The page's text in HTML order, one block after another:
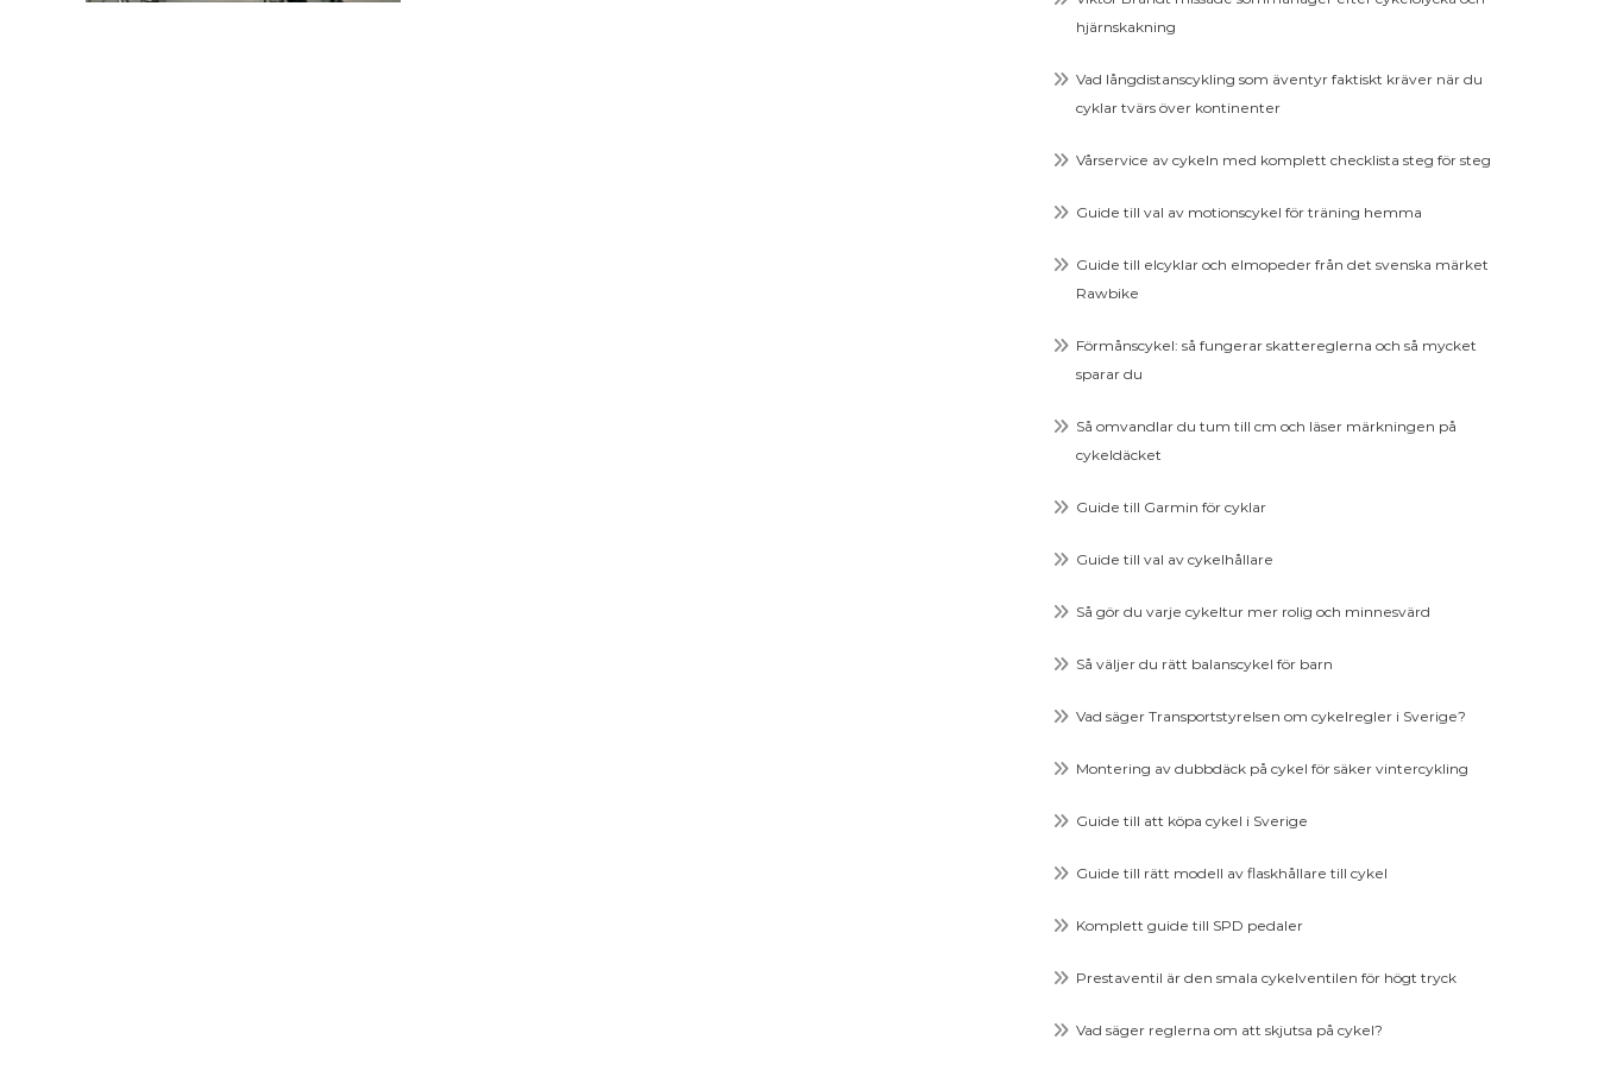
hjärnskakning
Vad långdistanscykling som äventyr faktiskt kräver när du
cyklar tvärs över kontinenter
Vårservice av cykeln med komplett checklista steg för steg
Guide till val av motionscykel för träning hemma
Guide till elcyklar och elmopeder från det svenska märket
Rawbike
Förmånscykel: så fungerar skattereglerna och så mycket
sparar du
Så omvandlar du tum till cm och läser märkningen på
cykeldäcket
Guide till Garmin för cyklar
Guide till val av cykelhållare
Så gör du varje cykeltur mer rolig och minnesvärd
Så väljer du rätt balanscykel för barn
Vad säger Transportstyrelsen om cykelregler i Sverige?
Montering av dubbdäck på cykel för säker vintercykling
Guide till att köpa cykel i Sverige
Guide till rätt modell av flaskhållare till cykel
Komplett guide till SPD pedaler
Prestaventil är den smala cykelventilen för högt tryck
Vad säger reglerna om att skjutsa på cykel?